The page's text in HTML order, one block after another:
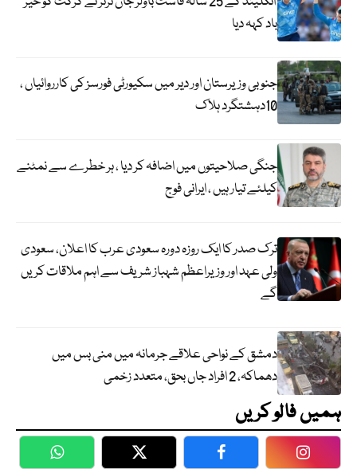
باد کہہ دیا
جنوبی وزیرستان اور دیر میں سکیورٹی فورسز کی کارروائیاں ،
10دہشتگرد ہلاک
جنگی صلاحیتوں میں اضافہ کر دیا ، ہر خطرے سے نمٹنے
کیلئے تیار ہیں ، ایرانی فوج
ترک صدر کا ایک روزہ دورہ سعودی عرب کا اعلان، سعودی
ولی عہد اور وزیراعظم شہباز شریف سے اہم ملاقات کریں
گے
دمشق کے نواحی علاقے جرمانہ میں منی بس میں
دھماکہ، 2 افراد جاں بحق، متعدد زخمی
ہمیں فالو کریں
WhatsApp Twitter Facebook